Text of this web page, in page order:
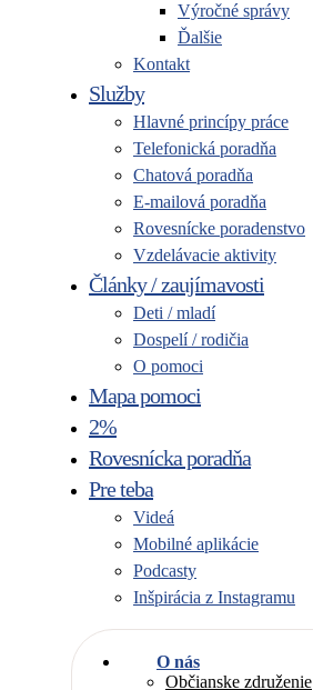
Výročné správy
Ďalšie
Kontakt
Služby
Hlavné princípy práce
Telefonická poradňa
Chatová poradňa
E-mailová poradňa
Rovesnícke poradenstvo
Vzdelávacie aktivity
Články / zaujímavosti
Deti / mladí
Dospelí / rodičia
O pomoci
Mapa pomoci
2%
Rovesnícka poradňa
Pre teba
Videá
Mobilné aplikácie
Podcasty
Inšpirácia z Instagramu
O nás
Občianske združenie